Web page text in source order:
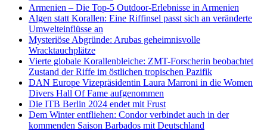
Armenien – Die Top-5 Outdoor-Erlebnisse in Armenien
Algen statt Korallen: Eine Riffinsel passt sich an veränderte
Umwelteinflüsse an
Mysteriöse Abgründe: Arubas geheimnisvolle
Wracktauchplätze
Vierte globale Korallenbleiche: ZMT-Forscherin beobachtet
Zustand der Riffe im östlichen tropischen Pazifik
DAN Europe Vizepräsidentin Laura Marroni in die Women
Divers Hall Of Fame aufgenommen
Die ITB Berlin 2024 endet mit Frust
Dem Winter entfliehen: Condor verbindet auch in der
kommenden Saison Barbados mit Deutschland